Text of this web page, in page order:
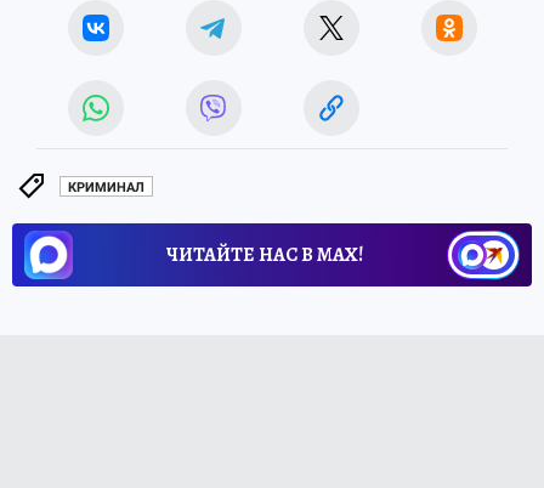
КРИМИНАЛ
ЧИТАЙТЕ НАС В МАХ!